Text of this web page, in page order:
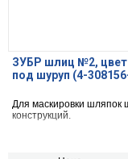
ЗУБР шлиц №2, цвет
под шуруп (4-
Для маскировки шляпок
конструкций.